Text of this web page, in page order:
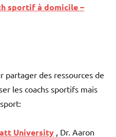
sportif à domicile –
partager des ressources de
les coachs sportifs mais
University , Dr. Aaron